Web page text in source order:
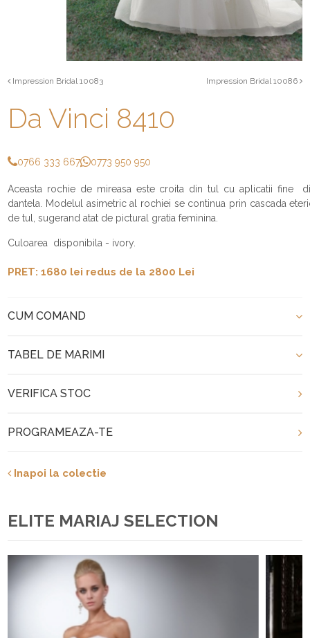
Impression Bridal 10083 Impression Bridal 10086
Da Vinci 8410
0766 333 667 0773 950 950
Aceasta rochie de mireasa este croita din tul cu aplicatii fine
dantela. Modelul asimetric al rochiei se continua prin cascada
de tul, sugerand atat de pictural gratia feminina.
Culoarea disponibila - ivory.
PRET: 1680 lei redus de la 2800 Lei
CUM COMAND
TABEL DE MARIMI
VERIFICA STOC
PROGRAMEAZA-TE
Inapoi la colectie
ELITE MARIAJ SELECTION